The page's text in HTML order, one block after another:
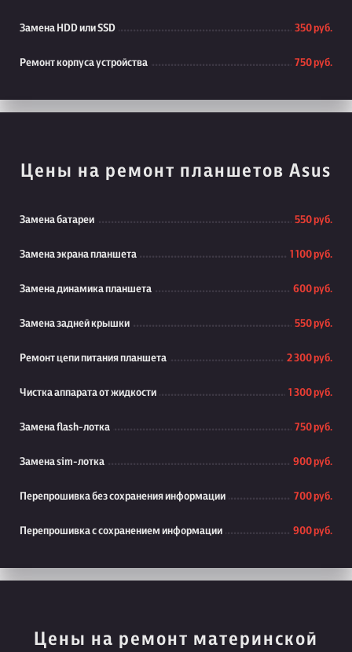
Замена HDD или SSD 350 руб.
Ремонт корпуса устройства 750 руб.
Цены на ремонт планшетов Asus
Замена батареи 550 руб.
Замена экрана планшета 1 100 руб.
Замена динамика планшета 600 руб.
Замена задней крышки 550 руб.
Ремонт цепи питания планшета 2 300 руб.
Чистка аппарата от жидкости 1 300 руб.
Замена flash-лотка 750 руб.
Замена sim-лотка 900 руб.
Перепрошивка без сохранения информации 700 руб.
Перепрошивка с сохранением информации 900 руб.
Цены на ремонт материнской